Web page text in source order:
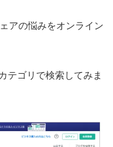
アの悩みをオンライン
テゴリで検索してみま